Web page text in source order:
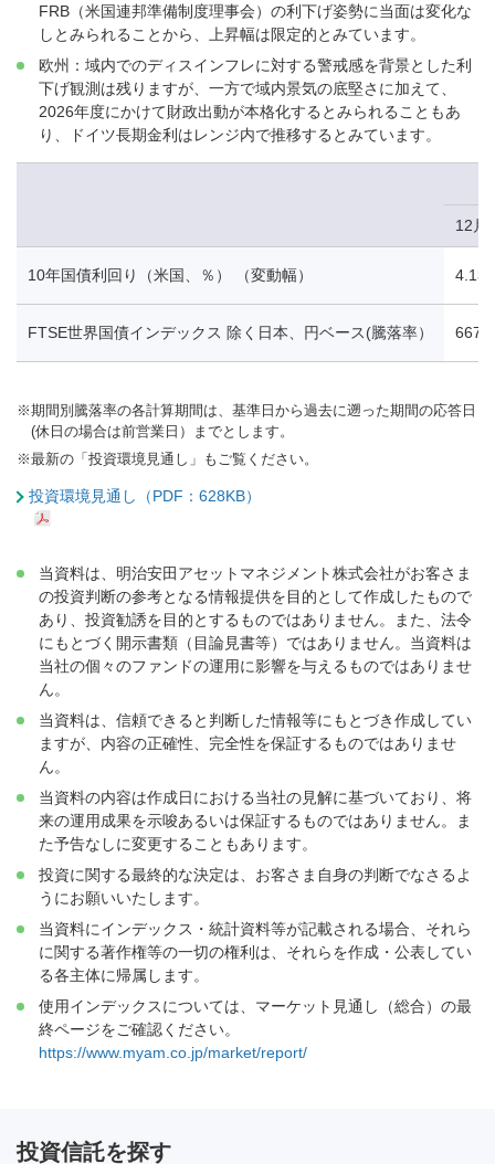
FRB（米国連邦準備制度理事会）の利下げ姿勢に当面は変化な
しとみられることから、上昇幅は限定的とみています。
欧州：域内でのディスインフレに対する警戒感を背景とした利
下げ観測は残りますが、一方で域内景気の底堅さに加えて、
2026年度にかけて財政出動が本格化するとみられることもあ
り、ドイツ長期金利はレンジ内で推移するとみています。
12月
10年国債利回り（米国、％） （変動幅） 4.13
FTSE世界国債インデックス 除く日本、円ベース(騰落率）
※期間別騰落率の各計算期間は、基準日から過去に遡った期間の応答日
(休日の場合は前営業日）までとします。
※最新の「投資環境見通し」もご覧ください。
投資環境見通し（PDF：628KB）
当資料は、明治安田アセットマネジメント株式会社がお客さま
の投資判断の参考となる情報提供を目的として作成したもので
あり、投資勧誘を目的とするものではありません。また、法令
にもとづく開示書類（目論見書等）ではありません。当資料は
当社の個々のファンドの運用に影響を与えるものではありませ
ん。
当資料は、信頼できると判断した情報等にもとづき作成してい
ますが、内容の正確性、完全性を保証するものではありませ
ん。
当資料の内容は作成日における当社の見解に基づいており、将
来の運用成果を示唆あるいは保証するものではありません。ま
た予告なしに変更することもあります。
投資に関する最終的な決定は、お客さま自身の判断でなさるよ
うにお願いいたします。
当資料にインデックス・統計資料等が記載される場合、それら
に関する著作権等の一切の権利は、それらを作成・公表してい
る各主体に帰属します。
使用インデックスについては、マーケット見通し（総合）の最
終ページをご確認ください。
https://www.myam.co.jp/market/report/
投資信託を探す